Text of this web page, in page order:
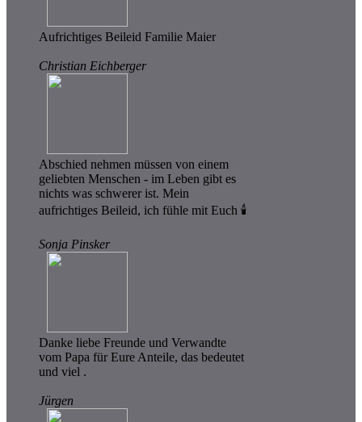
Aufrichtiges Beileid Familie Maier
Christian Eichberger
Abschied nehmen müssen von einem
geliebten Menschen - im Leben gibt es
nichts was schwerer ist. Mein
aufrichtiges Beileid, ich fühle mit Euch 🕯️
Sonja Pinsker
Danke liebe Freunde und Verwandte
vom Papa für Eure Anteile, das bedeutet
und viel .
Jürgen